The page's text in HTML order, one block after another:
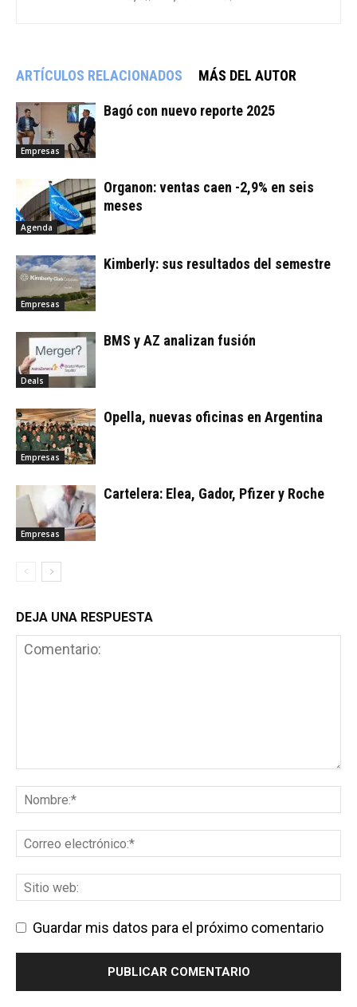
ARTÍCULOS RELACIONADOS MÁS DEL AUTOR
Empresas
Bagó con nuevo reporte 2025
Agenda
Organon: ventas caen -2,9% en seis
meses
Empresas
Kimberly: sus resultados del semestre
Deals
BMS y AZ analizan fusión
Empresas
Opella, nuevas oficinas en Argentina
Empresas
Cartelera: Elea, Gador, Pfizer y Roche
DEJA UNA RESPUESTA
Guardar mis datos para el próximo comentario